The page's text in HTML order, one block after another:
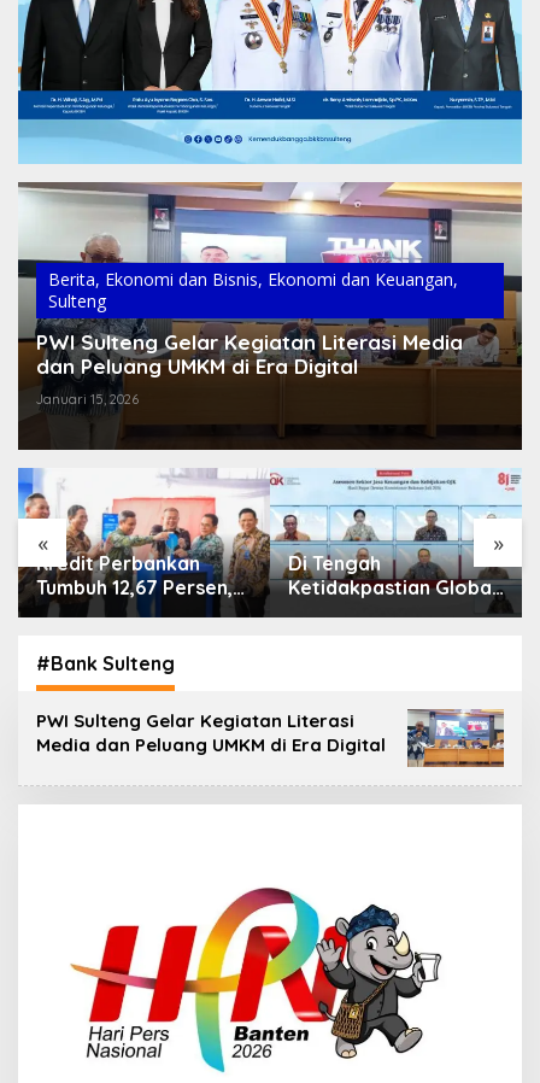
Berita, Ekonomi dan Bisnis, Ekonomi dan Keuangan,
Sulteng
PWI Sulteng Gelar Kegiatan Literasi Media
dan Peluang UMKM di Era Digital
Januari 15, 2026
« »
Di Tengah
Ketidakpastian Global,
OJK Pastikan
Keuangan Tetap
Terjaga
IHSG Menguat, Jumlah
Investor Pasar Modal
Tembus 30 Juta per
#Bank Sulteng
PWI Sulteng Gelar Kegiatan Literasi
Media dan Peluang UMKM di Era Digital